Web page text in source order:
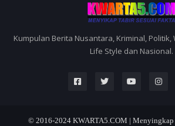
Kumpulan Berita Nusantara, Kriminal, Politik,
Life Style dan Nasional.
© 2016-2024 KWARTA5.COM | Menyingkap